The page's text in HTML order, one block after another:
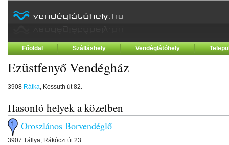
Főoldal Szálláshely Vendéglátóhely
Ezüstfenyő Vendégház
3908 Rátka, Kossuth út 82.
Hasonló helyek a közelben
Oroszlános Borvendéglő
3907 Tállya, Rákóczi út 23